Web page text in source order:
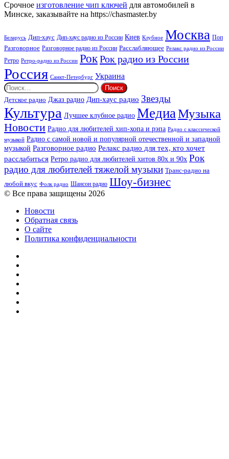
Beat
Срочное изготовление чип ключей для автомобилей в
Минске, заказывайте на https://chasmaster.by
Беларусь Дип-хаус Дип-хаус радио из России Киев Клубное Москва Поп
Разговорное Разговорное радио из России Расслабляющее Релакс радио из России
Ретро Ретро-радио из России РокРок радио из России
Россия Санкт-Петербург Украина
Найти:
Детское радио Джаз радио Дип-хаус радио Звезды
Культура Лучшее клубное радио МедиаМузыка
Новости Радио для любителей хип-хопа и рэпа Радио с классической
музыкой Радио с самой новой и популярной отечественной и западной
музыкой Разговорное радио Релакс радио для тех, кто хочет
расслабиться Ретро радио для любителей хитов 80х и 90х Рок
радио для любителей тяжелой музыки Транс-радио на
любой вкус Фолк радио Шансон радио Шоу-бизнес
© Все права защищены 2026
Новости
Обратная связь
О сайте
Политика конфиденциальности